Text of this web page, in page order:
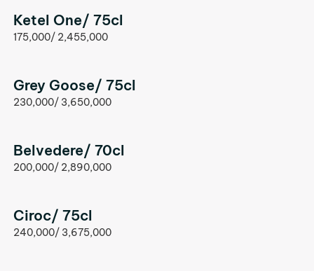
Ketel One/ 75cl
175,000/ 2,455,000
Grey Goose/ 75cl
230,000/ 3,650,000
Belvedere/ 70cl
200,000/ 2,890,000
Ciroc/ 75cl
240,000/ 3,675,000